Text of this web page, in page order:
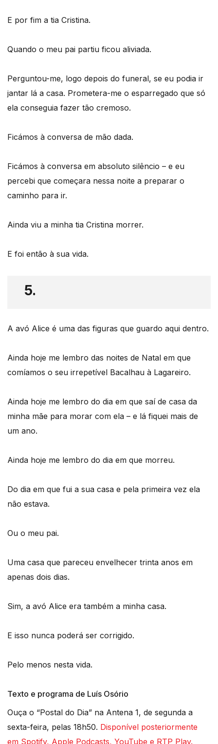
E por fim a tia Cristina.
Quando o meu pai partiu ficou aliviada.
Perguntou-me, logo depois do funeral, se eu podia ir
jantar lá a casa. Prometera-me o esparregado que só
ela conseguia fazer tão cremoso.
Ficámos à conversa de mão dada.
Ficámos à conversa em absoluto silêncio – e eu
percebi que começara nessa noite a preparar o
caminho para ir.
Ainda viu a minha tia Cristina morrer.
E foi então à sua vida.
5.
A avó Alice é uma das figuras que guardo aqui dentro.
Ainda hoje me lembro das noites de Natal em que
comíamos o seu irrepetível Bacalhau à Lagareiro.
Ainda hoje me lembro do dia em que saí de casa da
minha mãe para morar com ela – e lá fiquei mais de
um ano.
Ainda hoje me lembro do dia em que morreu.
Do dia em que fui a sua casa e pela primeira vez ela
não estava.
Ou o meu pai.
Uma casa que pareceu envelhecer trinta anos em
apenas dois dias.
Sim, a avó Alice era também a minha casa.
E isso nunca poderá ser corrigido.
Pelo menos nesta vida.
Texto e programa de Luís Osório
Ouça o “Postal do Dia” na Antena 1, de segunda a
sexta-feira, pelas 18h50. Disponível posteriormente
em Spotify, Apple Podcasts, YouTube e RTP Play.